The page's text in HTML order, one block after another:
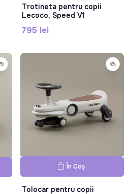
Trotineta pentru copii
Lecoco, Speed V1
795 lei
În Coș
Tolocar pentru copii